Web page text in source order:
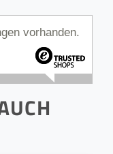
vorhanden.